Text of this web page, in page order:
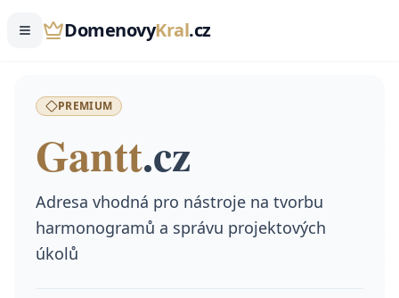
DomenovyKral.cz
PREMIUM
Gantt.cz
Adresa vhodná pro nástroje na tvorbu
harmonogramů a správu projektových
úkolů